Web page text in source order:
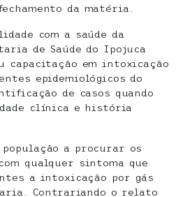
da matéria.
com a saúde da
de Saúde do Ipojuca
capacitação em intoxicação
epidemiológicos do
de casos quando
clínica e história
população a procurar os
qualquer sintoma que
a intoxicação por gás
Contrariando o relato